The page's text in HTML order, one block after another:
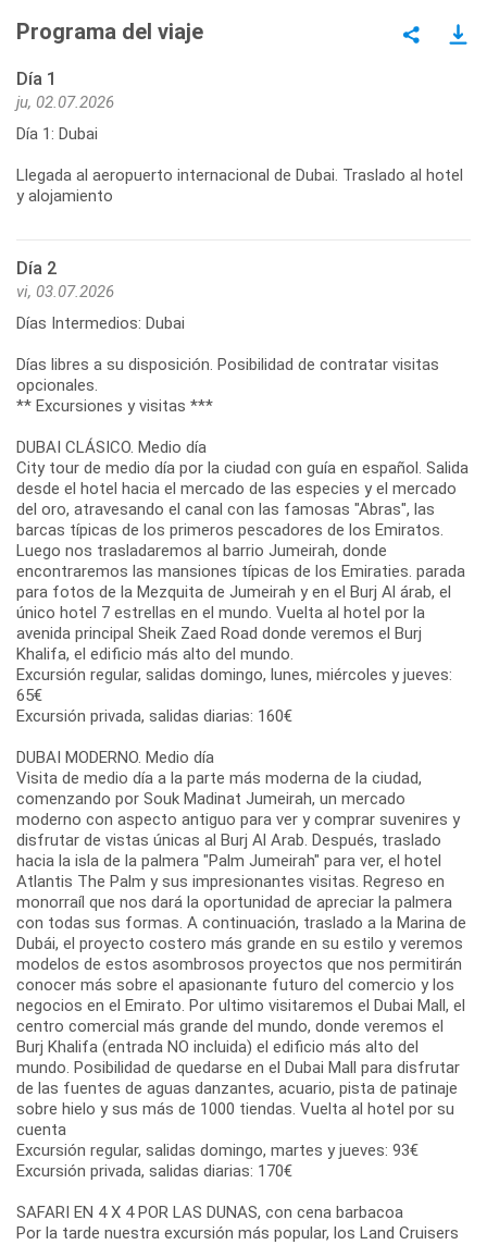
Programa del viaje
Día 1
ju, 02.07.2026
Día 1: Dubai
Llegada al aeropuerto internacional de Dubai. Traslado al hotel
y alojamiento
Día 2
vi, 03.07.2026
Días Intermedios: Dubai
Días libres a su disposición. Posibilidad de contratar visitas
opcionales.
** Excursiones y visitas ***
DUBAI CLÁSICO. Medio día
City tour de medio día por la ciudad con guía en español. Salida
desde el hotel hacia el mercado de las especies y el mercado
del oro, atravesando el canal con las famosas "Abras", las
barcas típicas de los primeros pescadores de los Emiratos.
Luego nos trasladaremos al barrio Jumeirah, donde
encontraremos las mansiones típicas de los Emiraties. parada
para fotos de la Mezquita de Jumeirah y en el Burj Al árab, el
único hotel 7 estrellas en el mundo. Vuelta al hotel por la
avenida principal Sheik Zaed Road donde veremos el Burj
Khalifa, el edificio más alto del mundo.
Excursión regular, salidas domingo, lunes, miércoles y jueves:
65€
Excursión privada, salidas diarias: 160€
DUBAI MODERNO. Medio día
Visita de medio día a la parte más moderna de la ciudad,
comenzando por Souk Madinat Jumeirah, un mercado
moderno con aspecto antiguo para ver y comprar suvenires y
disfrutar de vistas únicas al Burj Al Arab. Después, traslado
hacia la isla de la palmera "Palm Jumeirah" para ver, el hotel
Atlantis The Palm y sus impresionantes visitas. Regreso en
monorraíl que nos dará la oportunidad de apreciar la palmera
con todas sus formas. A continuación, traslado a la Marina de
Dubái, el proyecto costero más grande en su estilo y veremos
modelos de estos asombrosos proyectos que nos permitirán
conocer más sobre el apasionante futuro del comercio y los
negocios en el Emirato. Por ultimo visitaremos el Dubai Mall, el
centro comercial más grande del mundo, donde veremos el
Burj Khalifa (entrada NO incluida) el edificio más alto del
mundo. Posibilidad de quedarse en el Dubai Mall para disfrutar
de las fuentes de aguas danzantes, acuario, pista de patinaje
sobre hielo y sus más de 1000 tiendas. Vuelta al hotel por su
cuenta
Excursión regular, salidas domingo, martes y jueves: 93€
Excursión privada, salidas diarias: 170€
SAFARI EN 4 X 4 POR LAS DUNAS, con cena barbacoa
Por la tarde nuestra excursión más popular, los Land Cruisers